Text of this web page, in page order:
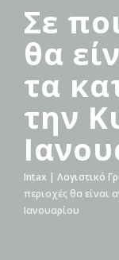
Σε
θα
τα
την
Intax | Λογιστικό
περιοχές θα είναι
Ιανουαρίου